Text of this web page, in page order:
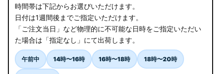
時間帯は下記からお選びいただけます。
日付は1週間後までご指定いただけます。
「ご注文当日」など物理的に不可能な日時をご指定いただい
た場合は「指定なし」にて出荷します。
午前中 14時〜16時 16時〜18時 18時〜20時